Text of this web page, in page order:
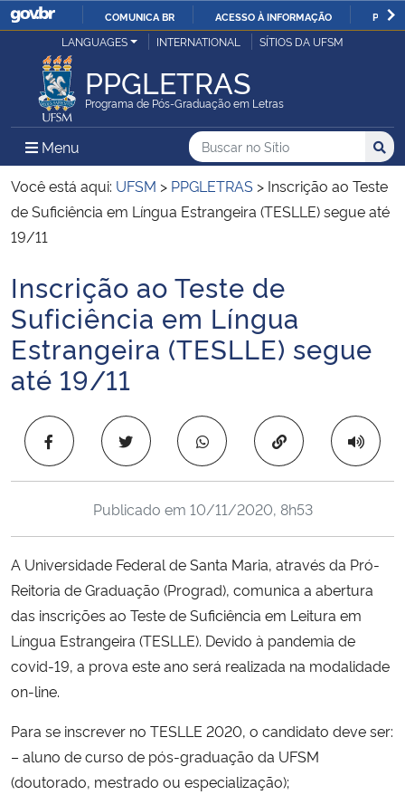
IR
O
COMUNICA BR ACESSO À INFORMAÇÃO
Ministério da Justiça e Segurança Pública
Ministério da Defesa
Ministério das Relações Exteriores
Ministério da Economia
Ministério da Infraestrutura
Ministério da Agricultura, Pecuária e Abastecimento
Ministério da Educação
Ministério da Cidadania
Ministério da Saúde
Ministério de Minas e Energia
Ministério da Ciência, Tecnologia, Inovações e Comunicações
Ministério do Meio Ambiente
Ministério do Turismo
Controladoria-Geral da União
LANGUAGES INTERNATIONAL SÍTIOS DA UFSM
PPGLETRAS
Programa de Pós-Graduação em Letras
Menu Menu Principal do Sítio
Busca
Buscar no no Sítio
Busca:
Você está aqui: UFSM > PPGLETRAS > Inscrição ao Teste
de Suficiência em Língua Estrangeira (TESLLE) segue até
19/11
Início do conteúdo
Inscrição ao Teste de
Suficiência em Língua
Estrangeira (TESLLE) segue
até 19/11
Copiar para área
Publicado em 10/11/2020, 8h53
A Universidade Federal de Santa Maria, através da Pró-
Reitoria de Graduação (Prograd), comunica a abertura
das inscrições ao Teste de Suficiência em Leitura em
Língua Estrangeira (TESLLE). Devido à pandemia de
covid-19, a prova este ano será realizada na modalidade
on-line.
Para se inscrever no TESLLE 2020, o candidato deve ser:
– aluno de curso de pós-graduação da UFSM
(doutorado, mestrado ou especialização);